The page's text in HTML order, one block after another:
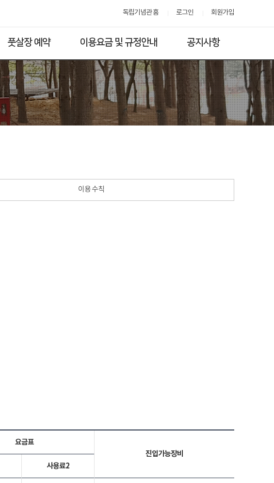
독립기념관 홈 로그인 회원가입
풋살장 예약 이용요금 및 규정안내 공지사항
이용 수칙
요금표
진입가능장비
사용료2